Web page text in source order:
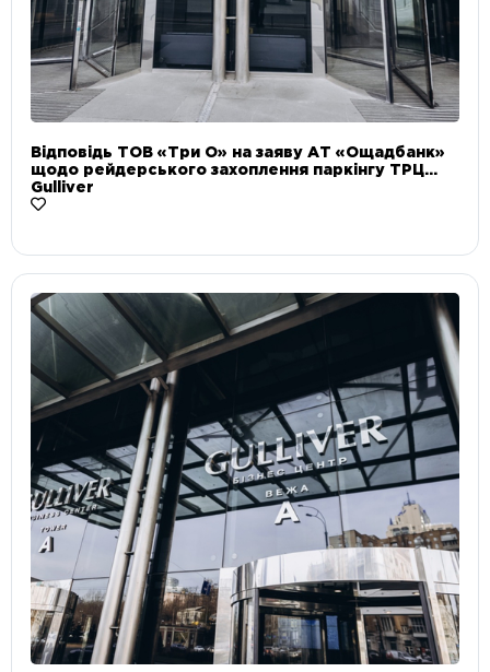
Відповідь ТОВ «Три О» на заяву АТ «Ощадбанк»
щодо рейдерського захоплення паркінгу ТРЦ
Gulliver